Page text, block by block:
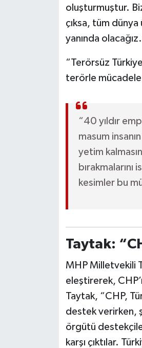
oluşturmuştur.
çıksa, tüm
yanında
“Terörsüz
terörle mücadele
“40 yıldır
masum
yetim
kesimler bu
Taytak:
MHP Milletvekili
eleştirerek,
Taytak, “CHP,
destek verirken,
örgütü
karşı çıktılar.